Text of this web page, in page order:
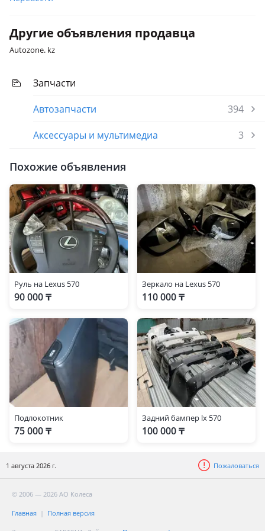
Другие объявления продавца
Autozone. kz
Запчасти
Автозапчасти
394
Аксессуары и мультимедиа
3
Похожие объявления
Руль на Lexus 570
90 000 ₸
Зеркало на Lexus 570
110 000 ₸
Подлокотник
75 000 ₸
Задний бампер lx 570
100 000 ₸
1 августа 2026 г. Пожаловаться
© 2006 — 2026 АО Колеса
Главная Полная версия